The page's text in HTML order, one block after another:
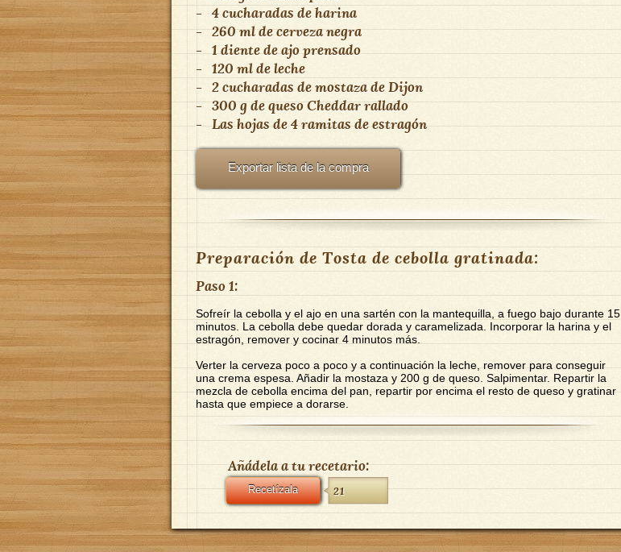
- 4 cucharadas de harina
- 260 ml de cerveza negra
- 1 diente de ajo prensado
- 120 ml de leche
- 2 cucharadas de mostaza de Dijon
- 300 g de queso Cheddar rallado
- Las hojas de 4 ramitas de estragón
Exportar lista de la compra
Preparación de Tosta de cebolla gratinada:
Paso 1:
Sofreír la cebolla y el ajo en una sartén con la mantequilla, a fuego bajo durante 15
minutos. La cebolla debe quedar dorada y caramelizada. Incorporar la harina y el
estragón, remover y cocinar 4 minutos más.
Verter la cerveza poco a poco y a continuación la leche, remover para conseguir
una crema espesa. Añadir la mostaza y 200 g de queso. Salpimentar. Repartir la
mezcla de cebolla encima del pan, repartir por encima el resto de queso y gratinar
hasta que empiece a dorarse.
Añádela a tu recetario:
Recetízala 21